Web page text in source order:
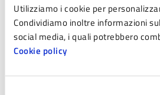
Utilizziamo i cookie per
Condividiamo inoltre informazioni
social media, i quali potrebbero
Cookie policy